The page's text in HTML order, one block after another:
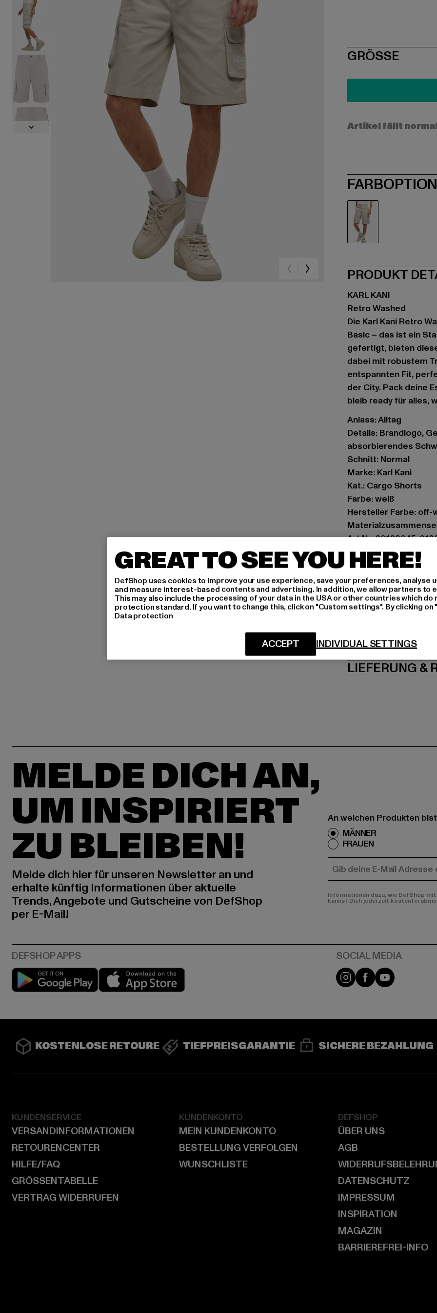
SIZE
GRÖSSE
Artikel fällt
PRODUKT
KARL KANI
Retro Washed
Die Karl Kani Retro
Basic – das ist ein
gefertigt, bieten
dabei mit robustem
entspannten Fit,
der City. Pack deine
bleib ready für alles,
Anlass: Alltag
Details: Brandlogo,
absorbierendes
Schnitt: Normal
Marke: Karl Kani
Kat.: Cargo Shorts
Farbe: weiß
Hersteller Farbe: off-
Art.Nr: 60100045-
Hersteller: Urban
Schanzenstraße 41 |
LIEFERUNG &
MELDE DICH AN,
UM INSPIRIERT
ZU BLEIBEN!
Melde dich hier für unseren Newsletter an und
erhalte künftig Informationen über aktuelle
Trends, Angebote und Gutscheine von DefShop
per E-Mail!
An welchen Produkten
MÄNNER
FRAUEN
E-MAIL
Informationen dazu, wie DefShop
kannst Dich jederzeit kostenfei
Play market Instagram
FacebookYouTube
KOSTENLOSE RETOURE TIEFPREISGARANTIE SICHERE BEZAHLUNG
KUNDENSERVICE
VERSANDINFORMATIONEN
RETOURENCENTER
HILFE/FAQ
GRÖSSENTABELLE
VERTRAG WIDERRUFEN
KUNDENKONTO
MEIN KUNDENKONTO
BESTELLUNG VERFOLGEN
WUNSCHLISTE
DEFSHOP
ÜBER UNS
AGB
DATENSCHUTZ
IMPRESSUM
INSPIRATION
MAGAZIN
BARRIEREFREI-INFO
GREAT TO SEE YOU HERE!
DefShop uses cookies to improve your use experience, save your preferences, analyse
and measure interest-based contents and advertising. In addition, we allow partners to
This may also include the processing of your data in the USA or other countries which do
protection standard. If you want to change this, click on "Custom settings". By clicking
Data protection
INDIVIDUAL SETTINGS
ACCEPT